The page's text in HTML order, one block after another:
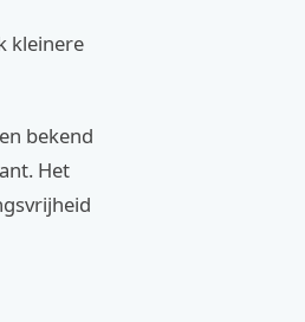
kleinere
bekend
Het